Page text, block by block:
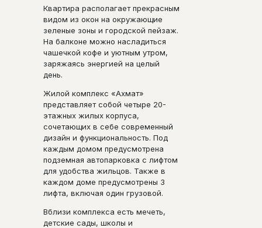
Квартира располагает прекрасным
видом из окон на окружающие
зеленые зоны и городской пейзаж.
На балконе можно насладиться
чашечкой кофе и уютным утром,
заряжаясь энергией на целый
день.
Жилой комплекс «Ахмат»
представляет собой четыре 20-
этажных жилых корпуса,
сочетающих в себе современный
дизайн и функциональность. Под
каждым домом предусмотрена
подземная автопарковка с лифтом
для удобства жильцов. Также в
каждом доме предусмотрены 3
лифта, включая один грузовой.
Вблизи комплекса есть мечеть,
детские сады, школы и